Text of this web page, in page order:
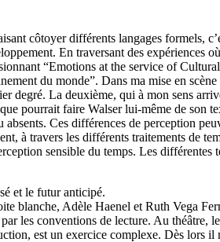
côtoyer différents langages formels,
En traversant des expériences
“Emotions at the service of
du monde”. Dans ma mise en
degré. La deuxième, qui à mon sens
pourrait faire Walser lui-même de son
Ces différences de perception
à travers les différents traitements de
sensible du temps. Les différentes
et le futur anticipé.
blanche, Adèle Haenel et Ruth Vega
les conventions de lecture. Au théâtre,
est un exercice complexe. Dès lors il